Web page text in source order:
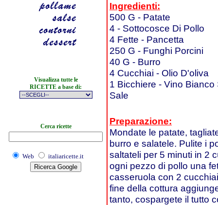
Visualizza tutte le
RICETTE a base di:
Cerca ricette
Web italiaricette.it
Ingredienti:
500 G - Patate
4 - Sottocosce Di Pollo
4 Fette - Pancetta
250 G - Funghi Porcini
40 G - Burro
4 Cucchiai - Olio D'oliva
1 Bicchiere - Vino Bianco
Sale
Preparazione:
Mondate le patate,
burro e salatele. Pulite i
saltateli per 5 minuti in 2
ogni pezzo di pollo una
casseruola con 2
fine della cottura
tanto, cospargete il tutto